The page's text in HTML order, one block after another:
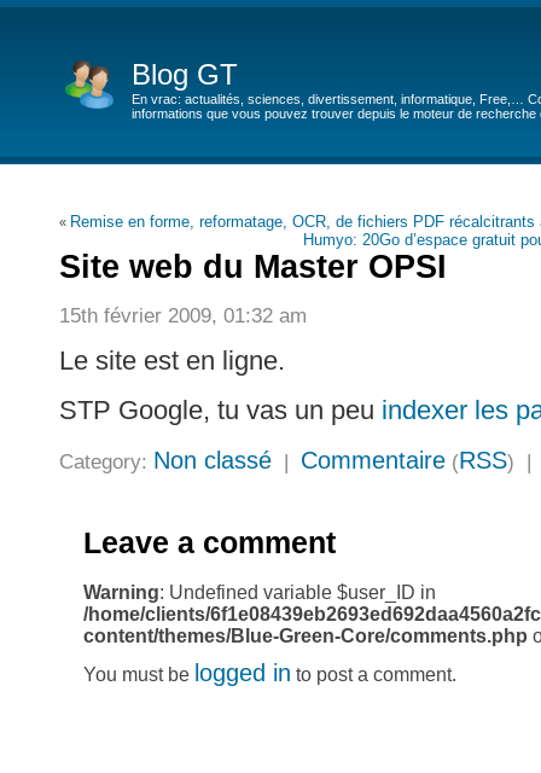
Blog GT
En vrac: actualités, sciences, divertissement, informatique, Free,…
informations que vous pouvez trouver depuis le moteur de recherche
« Remise en forme, reformatage, OCR, de fichiers PDF
Humyo: 20Go d’espace gratuit
Site web du Master OPSI
15th février 2009, 01:32 am
Le site est en ligne.
STP Google, tu vas un peu indexer les
Category: Non classé | Commentaire (RSS)
Leave a comment
Warning: Undefined variable $user_ID in
/home/clients/
content/themes/Blue-Green-Core/comments.php
You must be logged in to post a comment.